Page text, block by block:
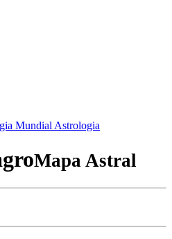
Mundial Astrologia
Mapa Astral